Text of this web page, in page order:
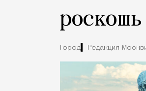
Город Редакция